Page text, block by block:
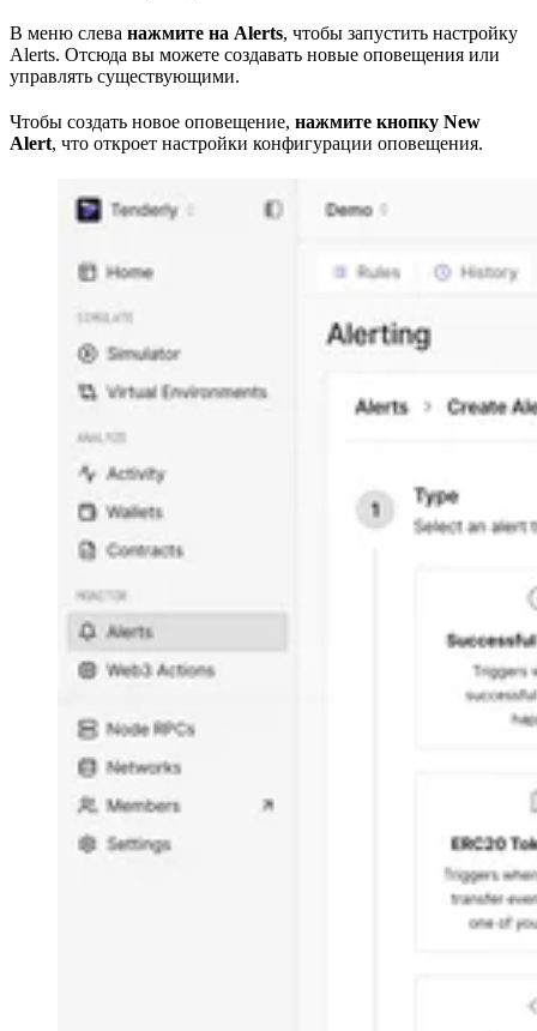
В меню слева нажмите на Alerts, чтобы запустить настройку
Alerts. Отсюда вы можете создавать новые оповещения или
управлять существующими.
Чтобы создать новое оповещение, нажмите кнопку New
Alert, что откроет настройки конфигурации оповещения.